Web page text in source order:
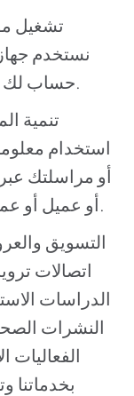
نستخدم
حساب لك والاحتفاظ به على موقعنا (مواقعنا).
تنمية
استخدام
أو مراسلتك
أو عميل أو عميل محتمل كجزء من تقديم خدماتنا.
اتصالات
الدراسات
النشرات
بخدماتنا